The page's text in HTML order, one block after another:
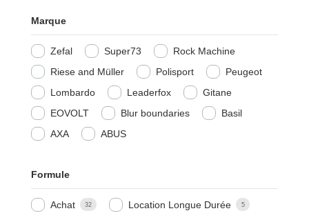
Marque
Zefal Super73
Rock Machine
Riese and Müller
Polisport
Peugeot
Lombardo
Leaderfox
Gitane
EOVOLT
Blur boundaries
Basil
AXA
ABUS
Formule
Achat 32 Location Longue Durée 5